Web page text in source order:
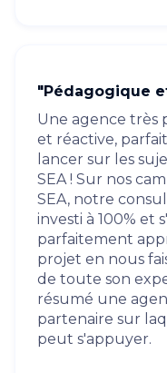
"Pédagogique
Une agence très
et réactive,
lancer sur les
SEA ! Sur nos
SEA, notre
investi à 100% et
parfaitement
projet en nous
de toute son
résumé une
partenaire sur
peut s'appuyer.